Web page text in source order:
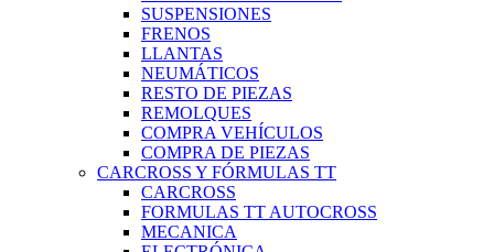
SUSPENSIONES
FRENOS
LLANTAS
NEUMÁTICOS
RESTO DE PIEZAS
REMOLQUES
COMPRA VEHÍCULOS
COMPRA DE PIEZAS
CARCROSS Y FÓRMULAS TT
CARCROSS
FORMULAS TT AUTOCROSS
MECANICA